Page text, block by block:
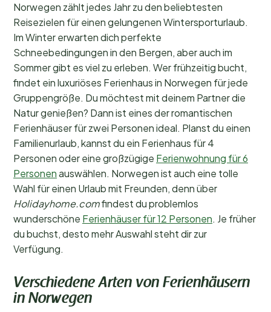
Norwegen zählt jedes Jahr zu den beliebtesten
Reisezielen für einen gelungenen Wintersporturlaub.
Im Winter erwarten dich perfekte
Schneebedingungen in den Bergen, aber auch im
Sommer gibt es viel zu erleben. Wer frühzeitig bucht,
findet ein luxuriöses Ferienhaus in Norwegen für jede
Gruppengröße. Du möchtest mit deinem Partner die
Natur genießen? Dann ist eines der romantischen
Ferienhäuser für zwei Personen ideal. Planst du einen
Familienurlaub, kannst du ein Ferienhaus für 4
Personen oder eine großzügige Ferienwohnung für 6
Personenauswählen. Norwegen ist auch eine tolle
Wahl für einen Urlaub mit Freunden, denn über
Holidayhome.comfindest du problemlos
wunderschöne Ferienhäuser für 12 Personen. Je früher
du buchst, desto mehr Auswahl steht dir zur
Verfügung.
Verschiedene Arten von Ferienhäusern
in Norwegen